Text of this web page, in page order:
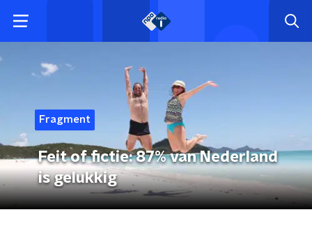
Fragment
Feit of fictie: 87% van Nederland
is gelukkig